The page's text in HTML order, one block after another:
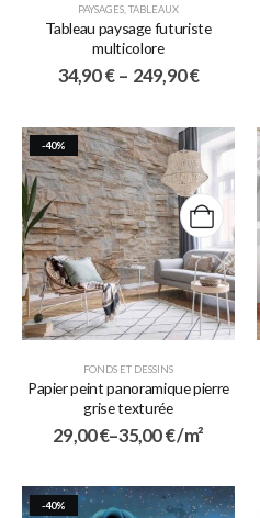
PAYSAGES TABLEAUX
Tableau paysage futuriste
multicolore
34,90€ – 249,90€
-40%
FONDS ET DESSINS
Papier peint panoramique pierre
grise texturée
29,00€–35,00€/ m²
-40%